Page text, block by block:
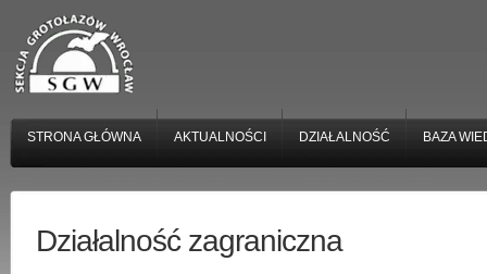
STRONA GŁÓWNA AKTUALNOŚCI DZIAŁALNOŚĆ BAZA
Działalność zagraniczna